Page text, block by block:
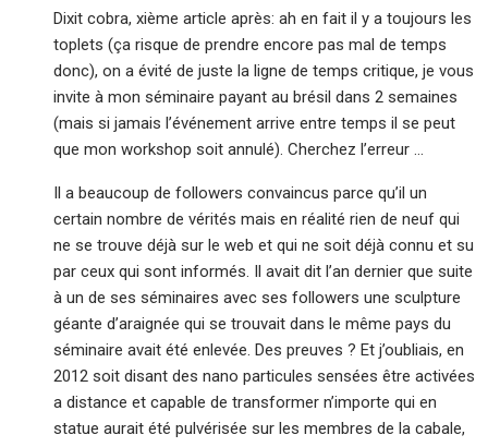
Dixit cobra, xième article après: ah en fait il y a toujours les
toplets (ça risque de prendre encore pas mal de temps
donc), on a évité de juste la ligne de temps critique, je vous
invite à mon séminaire payant au brésil dans 2 semaines
(mais si jamais l’événement arrive entre temps il se peut
que mon workshop soit annulé). Cherchez l’erreur …
Il a beaucoup de followers convaincus parce qu’il un
certain nombre de vérités mais en réalité rien de neuf qui
ne se trouve déjà sur le web et qui ne soit déjà connu et su
par ceux qui sont informés. Il avait dit l’an dernier que suite
à un de ses séminaires avec ses followers une sculpture
géante d’araignée qui se trouvait dans le même pays du
séminaire avait été enlevée. Des preuves ? Et j’oubliais, en
2012 soit disant des nano particules sensées être activées
a distance et capable de transformer n’importe qui en
statue aurait été pulvérisée sur les membres de la cabale,